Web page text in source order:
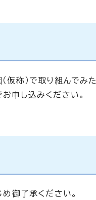
仮称）で取り組んでみ
申し込みください。
御了承ください。